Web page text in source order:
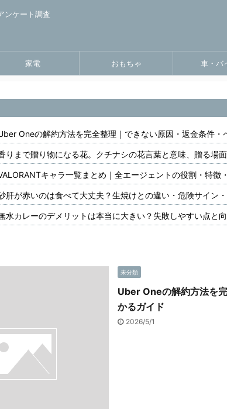
ンケート調査
家電 おもちゃ 車・バ
Oneの解約方法を完全整理｜できない原因・返金条件・
りまで贈り物になる花。クチナシの花言葉と意味、贈る場
キャラ一覧まとめ｜全エージェントの役割・特徴
肝が赤いのは食べて大丈夫？生焼けとの違い・危険サイン
水カレーのデメリットは本当に大きい？失敗しやすい点と
未分類
Uber Oneの解約方法を
かるガイド
2026/5/1